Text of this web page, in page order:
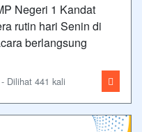
Negeri 1 Kandat
rutin hari Senin di
berlangsung
Dilihat 441 kali